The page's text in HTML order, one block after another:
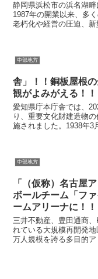
静岡県浜松市の浜名湖
1987年の開業以来、多
老朽化や経営の圧迫、
中部地方
舎」！！銅板屋根
観がよみがえる！！
愛知県庁本庁舎では、
り、重要文化財建造物
施されました。1938年3
中部地方
「（仮称）名古屋
ボールチーム「フ
ームアリーナに！！
三井不動産、豊田通商
れている大規模再開発
万人規模を誇る多目的